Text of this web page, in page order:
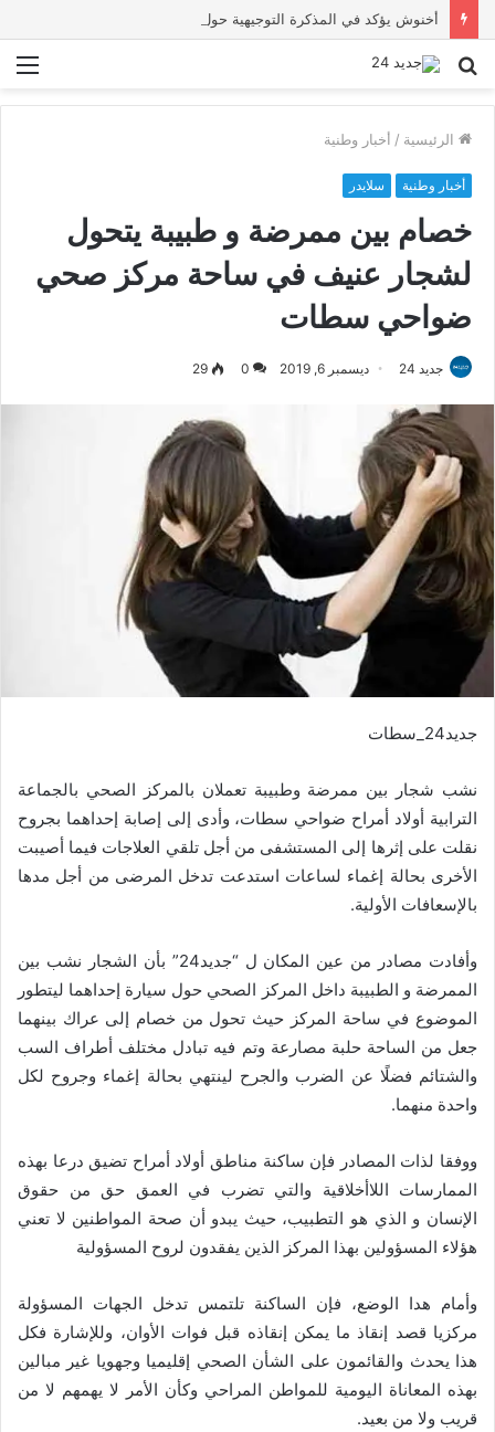
بحث
الرئيسية / أخبار وطنية
أخبار وطنية سلايدر
خصام بين ممرضة و طبيبة يتحول
لشجار عنيف في ساحة مركز صحي
ضواحي سطات
جديد 24 ديسمبر 6, 2019 0
29
جديد24_سطات
نشب شجار بين ممرضة وطبيبة تعملان بالمركز الصحي بالجماعة
الترابية أولاد أمراح ضواحي سطات، وأدى إلى إصابة إحداهما بجروح
نقلت على إثرها إلى المستشفى من أجل تلقي العلاجات فيما أصيبت
الأخرى بحالة إغماء لساعات استدعت تدخل المرضى من أجل مدها
بالإسعافات الأولية.
وأفادت مصادر من عين المكان ل “جديد24” بأن الشجار نشب بين
الممرضة و الطبيبة داخل المركز الصحي حول سيارة إحداهما ليتطور
الموضوع في ساحة المركز حيث تحول من خصام إلى عراك بينهما
جعل من الساحة حلبة مصارعة وتم فيه تبادل مختلف أطراف السب
والشتائم فضلًا عن الضرب والجرح لينتهي بحالة إغماء وجروح لكل
واحدة منهما.
ووفقا لذات المصادر فإن ساكنة مناطق أولاد أمراح تضيق درعا بهذه
الممارسات اللاأخلاقية والتي تضرب في العمق حق من حقوق
الإنسان و الذي هو التطبيب، حيث يبدو أن صحة المواطنين لا تعني
هؤلاء المسؤولين بهذا المركز الذين يفقدون لروح المسؤولية
وأمام هدا الوضع، فإن الساكنة تلتمس تدخل الجهات المسؤولة
مركزيا قصد إنقاذ ما يمكن إنقاذه قبل فوات الأوان، وللإشارة فكل
هذا يحدث والقائمون على الشأن الصحي إقليميا وجهويا غير مبالين
بهذه المعاناة اليومية للمواطن المراحي وكأن الأمر لا يهمهم لا من
قريب ولا من بعيد.